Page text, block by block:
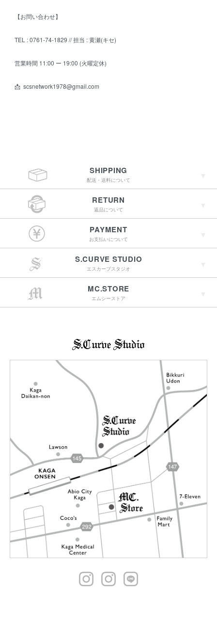
【お問い合わせ】
TEL : 0761-74-1829 // 担当 : 黄瀬(キセ)
営業時間 11:00 ー 19:00 (火曜定休)
📩 scsnetwork1978@gmail.com
SHIPPING
配送・送料について
￥4,400（税込）以上
のご購入で送料無料
15:00までのご注文で
最短翌営業日配送
RETURN
返品について
→詳しくはこちらへ
PAYMENT
お支払いについて
S.CURVE STUDIO
エスカーブスタジオ
MC.STORE
エムシーストア